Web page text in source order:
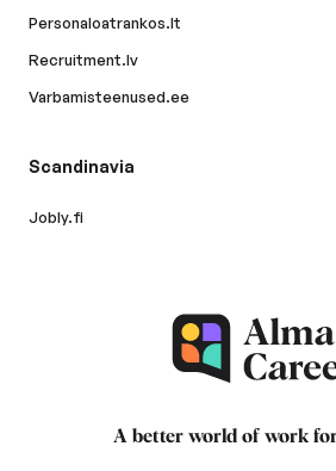
Personaloatrankos.lt
Recruitment.lv
Varbamisteenused.ee
Scandinavia
Jobly.fi
A better world of work